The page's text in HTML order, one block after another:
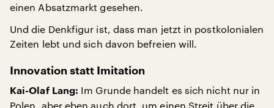
einen Absatzmarkt gesehen.
Und die Denkfigur ist, dass man jetzt in postkolonialen
Zeiten lebt und sich davon befreien will.
Innovation statt Imitation
Kai-Olaf Lang: Im Grunde handelt es sich nicht nur in
Polen, aber eben auch dort, um einen Streit über die